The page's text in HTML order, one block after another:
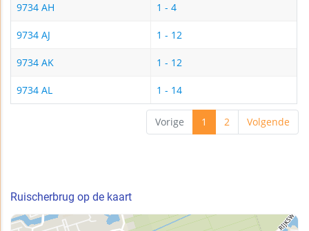
9734 AH 1 - 4
9734 AJ 1 - 12
9734 AK 1 - 12
9734 AL 1 - 14
Vorige 1 2 Volgende
Ruischerbrug op de kaart